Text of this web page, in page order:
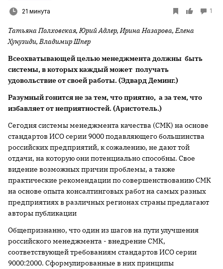
21 минута 1
Татьяна Полховская, Юрий Адлер, Ирина Назарова, Елена
Хунузиди, Владимир Шпер
Всеохватывающей целью менеджмента должны быть
системы, в которых каждый может получать
удовольствие от своей работы. (Эдвард Деминг.)
Разумный гонится не за тем, что приятно, а за тем, что
избавляет от неприятностей. (Аристотель.)
Сегодня системы менеджмента качества (СМК) на основе
стандартов ИСО серии 9000 подавляющего большинства
российских предприятий, к сожалению, не дают той
отдачи, на которую они потенциально способны. Свое
видение возможных причин проблемы, а также
практические рекомендации по совершенствованию СМК
на основе опыта консалтинговых работ на самых разных
предприятиях в различных регионах страны предлагают
авторы публикации
Общепризнанно, что один из шагов на пути улучшения
российского менеджмента - внедрение СМК,
соответствующей требованиям стандартов ИСО серии
9000:2000. Сформулированные в них принципы